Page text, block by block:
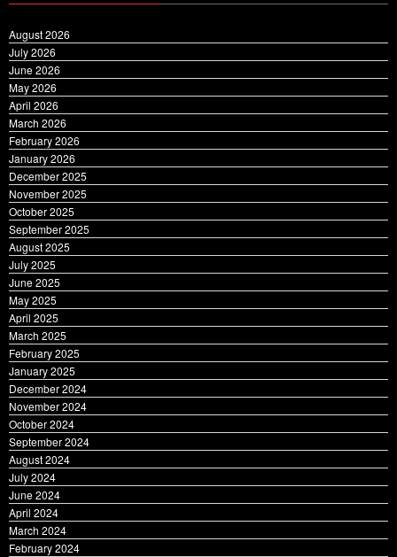
August 2026
July 2026
June 2026
May 2026
April 2026
March 2026
February 2026
January 2026
December 2025
November 2025
October 2025
September 2025
August 2025
July 2025
June 2025
May 2025
April 2025
March 2025
February 2025
January 2025
December 2024
November 2024
October 2024
September 2024
August 2024
July 2024
June 2024
April 2024
March 2024
February 2024